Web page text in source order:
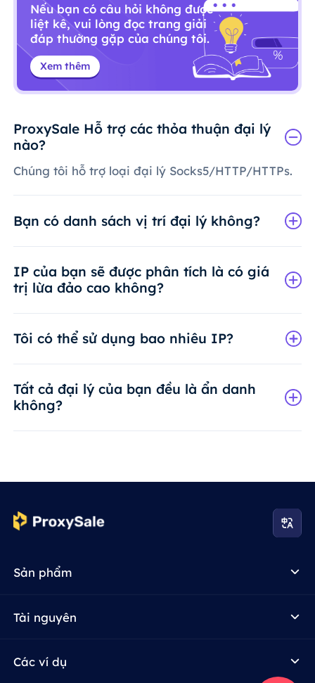
Nếu bạn có câu hỏi không được
liệt kê, vui lòng đọc trang giải
đáp thường gặp của chúng tôi.
Xem thêm
ProxySale Hỗ trợ các thỏa thuận đại lý
nào?
Chúng tôi hỗ trợ loại đại lý Socks5/HTTP/HTTPs.
Bạn có danh sách vị trí đại lý không?
IP của bạn sẽ được phân tích là có giá
trị lừa đảo cao không?
Tôi có thể sử dụng bao nhiêu IP?
Tất cả đại lý của bạn đều là ẩn danh
không?
Sản phẩm
Tài nguyên
Các ví dụ